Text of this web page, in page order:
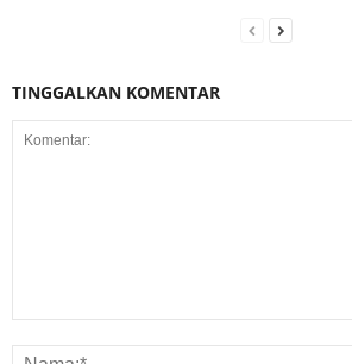
TINGGALKAN KOMENTAR